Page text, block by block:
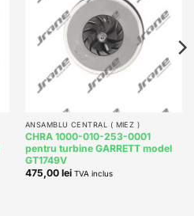
ANSAMBLU CENTRAL ( MIEZ )
CHRA 1000-010-253-0001
pentru turbine GARRETT model
GT1749V
475,00 lei TVA inclus